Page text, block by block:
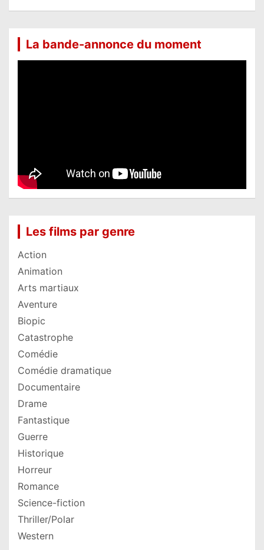
La bande-annonce du moment
Les films par genre
Action
Animation
Arts martiaux
Aventure
Biopic
Catastrophe
Comédie
Comédie dramatique
Documentaire
Drame
Fantastique
Guerre
Historique
Horreur
Romance
Science-fiction
Thriller/Polar
Western